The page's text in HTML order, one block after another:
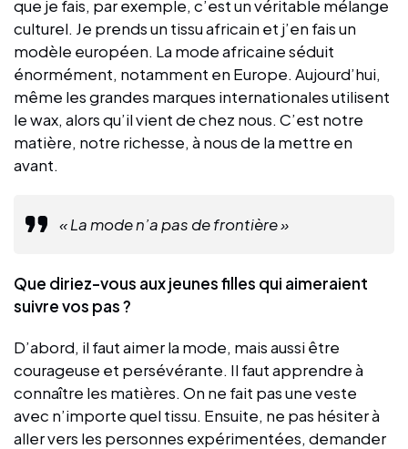
que je fais, par exemple, c’est un véritable mélange
culturel. Je prends un tissu africain et j’en fais un
modèle européen. La mode africaine séduit
énormément, notamment en Europe. Aujourd’hui,
même les grandes marques internationales utilisent
le wax, alors qu’il vient de chez nous. C’est notre
matière, notre richesse, à nous de la mettre en
avant.
« La mode n’a pas de frontière »
Que diriez-vous aux jeunes filles qui aimeraient
suivre vos pas ?
D’abord, il faut aimer la mode, mais aussi être
courageuse et persévérante. Il faut apprendre à
connaître les matières. On ne fait pas une veste
avec n’importe quel tissu. Ensuite, ne pas hésiter à
aller vers les personnes expérimentées, demander